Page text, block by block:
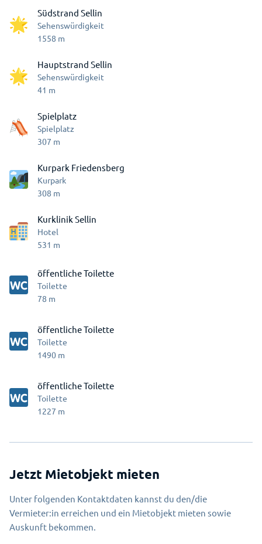
Südstrand Sellin
Sehenswürdigkeit
1558 m
Hauptstrand Sellin
Sehenswürdigkeit
41 m
Spielplatz
Spielplatz
307 m
Kurpark Friedensberg
Kurpark
308 m
Kurklinik Sellin
Hotel
531 m
öffentliche Toilette
Toilette
78 m
öffentliche Toilette
Toilette
1490 m
öffentliche Toilette
Toilette
1227 m
Jetzt Mietobjekt mieten
Unter folgenden Kontaktdaten kannst du den/die
Vermieter:in erreichen und ein Mietobjekt mieten sowie
Auskunft bekommen.